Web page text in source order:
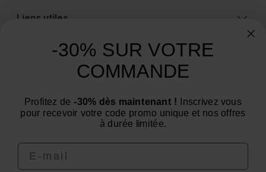
Liens utiles
Nous contacter par email
-30% SUR VOTRE
COMMANDE
Profitez de -30% dès maintenant ! Inscrivez vous
pour recevoir votre code promo unique et nos offres
à durée limitée.
Email